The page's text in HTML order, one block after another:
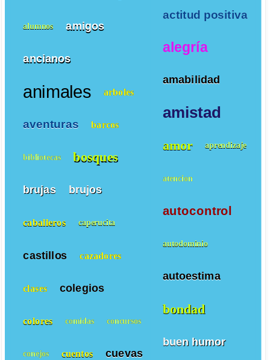
actitud positiva
alegría
amabilidad
amistad
amor aprendizaje
atencion
autocontrol
autodominio
autoestima
bondad
buen humor
alumnos amigos
ancianos
animales arboles
aventuras barcos
bibliotecas bosques
brujas brujos
caballeros caperucita
castillos cazadores
clases colegios
colores comidas concursos
conejos cuentos cuevas